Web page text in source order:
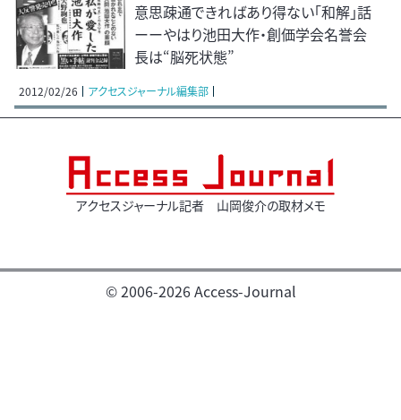
意思疎通できればあり得ない「和解」話
ーーやはり池田大作・創価学会名誉会
長は“脳死状態”
2012/02/26 アクセスジャーナル編集部
アクセスジャーナル記者 山岡俊介の取材メモ
© 2006-2026 Access-Journal